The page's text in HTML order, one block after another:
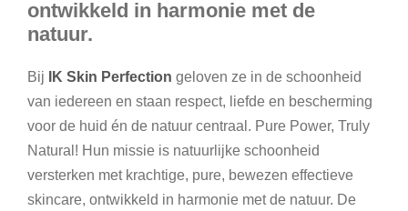
ontwikkeld in harmonie met de
natuur.
Bij IK Skin Perfection geloven ze in de schoonheid
van iedereen en staan respect, liefde en bescherming
voor de huid én de natuur centraal. Pure Power, Truly
Natural! Hun missie is natuurlijke schoonheid
versterken met krachtige, pure, bewezen effectieve
skincare, ontwikkeld in harmonie met de natuur. De